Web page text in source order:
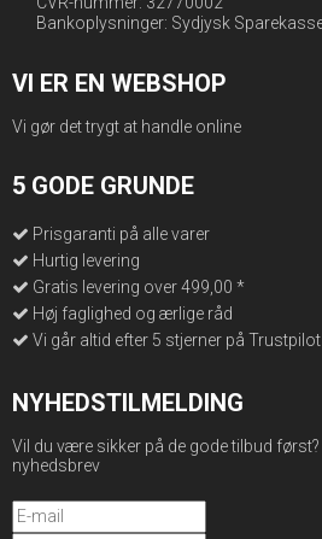
Bankoplysninger: Sydjysk
VI ER EN WEBSHOP
Vi gør det trygt at handle online
5 GODE GRUNDE
Prisgaranti på alle varer
Hurtig levering
Gratis levering over 499,00 *
Høj faglighed og ærlige råd
Vi går altid efter 5 stjerner på Trustpilot
NYHEDSTILMELDING
Vil du være sikker på de gode tilbud
nyhedsbrev